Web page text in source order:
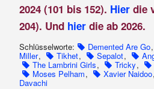
2024 (101 bis 152). Hier die
204). Und hier die ab 2026.
Schlüsselworte: Demented Are Go,
Miller, Tikhet, Sepalot,
The Lambrini Girls, Tricky,
Moses Pelham, Xavier Naidoo,
Davachi